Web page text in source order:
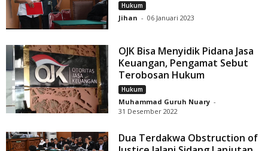
Hukum
Jihan - 06 Januari 2023
OJK Bisa Menyidik Pidana Jasa
Keuangan, Pengamat Sebut
Terobosan Hukum
Hukum
Muhammad Guruh Nuary -
31 Desember 2022
Dua Terdakwa Obstruction of